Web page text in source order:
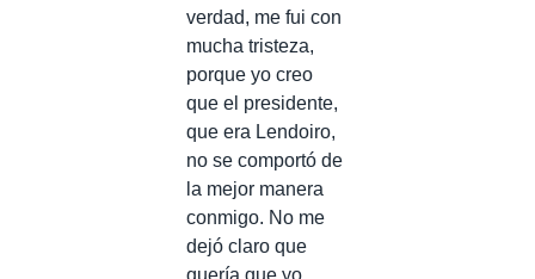
verdad, me fui con
mucha tristeza,
porque yo creo
que el presidente,
que era Lendoiro,
no se comportó de
la mejor manera
conmigo. No me
dejó claro que
quería que yo